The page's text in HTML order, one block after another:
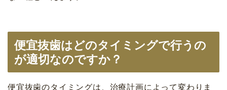
便宜抜歯はどのタイミングで行うの
が適切なのですか？
便宜抜歯のタイミングは、治療計画によって変わりま